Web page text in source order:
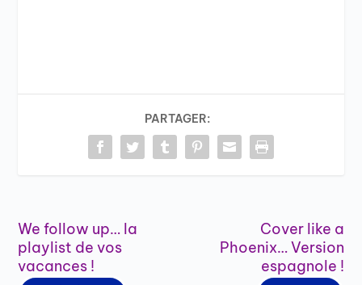
PARTAGER:
We follow up… la
playlist de vos
vacances !
Cover like a
Phoenix… Version
espagnole !